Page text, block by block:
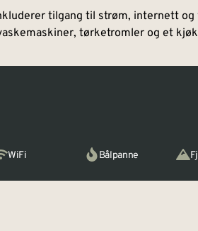
tilgang til strøm, internett
tørketromler og et
WiFi Bålpanne